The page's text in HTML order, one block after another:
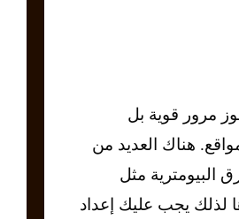
مرور قوية بل
هناك العديد من
البيومترية مثل
لذلك يجب عليك إعداد